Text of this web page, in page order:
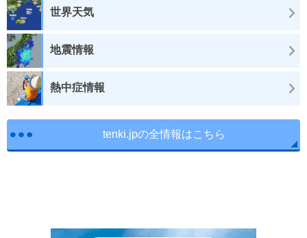
世界天気
地震情報
熱中症情報
tenki.jpの全情報はこちら